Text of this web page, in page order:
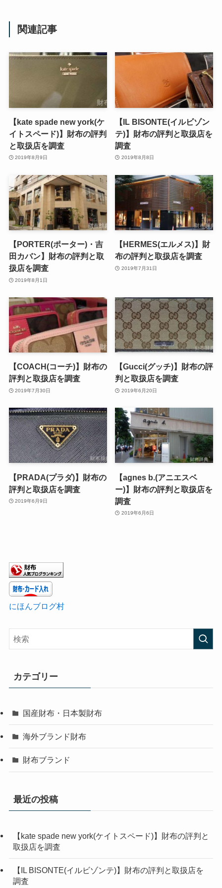
関連記事
【kate spade new york(ケ
イトスペード)】財布の評判
と取扱店を調査
2019年8月9日
【IL BISONTE(イルビゾン
テ)】財布の評判と取扱店を
調査
2019年8月8日
【PORTER(ポーター)・吉
田カバン】財布の評判と取
扱店を調査
2019年8月1日
【HERMES(エルメス)】財
布の評判と取扱店を調査
2019年7月31日
【COACH(コーチ)】財布の
評判と取扱店を調査
2019年7月30日
【Gucci(グッチ)】財布の評
判と取扱店を調査
2019年6月20日
【PRADA(プラダ)】財布の
評判と取扱店を調査
2019年6月9日
【agnes b.(アニエスベ
ー)】財布の評判と取扱店を
調査
2019年6月6日
にほんブログ村
カテゴリー
国産財布・日本製財布
海外ブランド財布
財布ブランド
最近の投稿
【kate spade new york(ケイトスペード)】財布の評判と
取扱店を調査
【IL BISONTE(イルビゾンテ)】財布の評判と取扱店を
調査